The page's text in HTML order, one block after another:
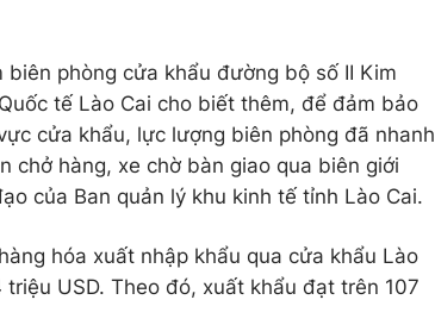
phòng cửa khẩu đường bộ số II Kim
tế Lào Cai cho biết thêm, để đảm bảo
cửa khẩu, lực lượng biên phòng đã nhanh
chở hàng, xe chờ bàn giao qua biên giới
của Ban quản lý khu kinh tế tỉnh Lào Cai.
hóa xuất nhập khẩu qua cửa khẩu Lào
USD. Theo đó, xuất khẩu đạt trên 107